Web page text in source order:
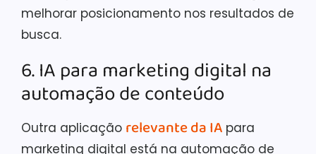
melhorar posicionamento nos resultados de
busca.
6. IA para marketing digital na
automação de conteúdo
Outra aplicação relevante da IA para
marketing digital está na automação de